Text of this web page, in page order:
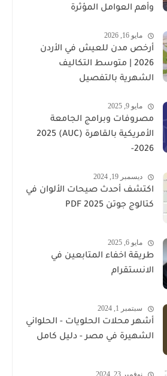
وأهم العوامل المؤثرة
مايو 16, 2026
أرخص مدن للعيش في الأردن
2026 | متوسط التكاليف
الشهرية بالتفصيل
مايو 9, 2025
مصروفات وبرامج الجامعة
الأمريكية بالقاهرة (AUC) 2025
-2026
ديسمبر 19, 2024
اكتشف أحدث صيحات الألوان في
كتالوج جوتن PDF 2025
مايو 6, 2025
طريقة اخفاء المتابعين في
الانستقرام
سبتمبر 1, 2024
أشهر محلات الحلويات - الحلواني
الشهيرة في مصر - دليل كامل
نوفمبر 23, 2024